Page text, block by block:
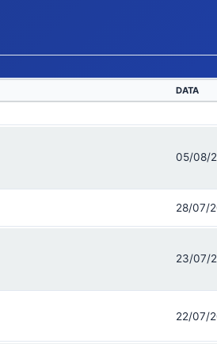
DATA
05/08/
28/07/
23/07/
22/07/